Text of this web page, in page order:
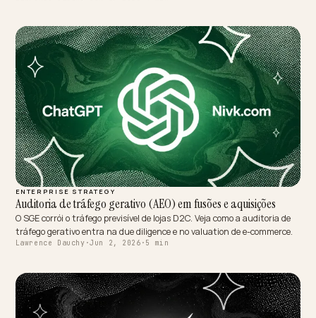
AI SEARCH RECOVERY
AEO-tactieken: vraag overnemen van een failliete concurrent
Een failliete concurrent laat gestrande vraag achter. Zo word je
AEO het alternatief dat ChatGPT en de AI Overviews noemen, en
je dat verkeer over.
Lawrence Dauchy·Jun 3, 2026·4 min